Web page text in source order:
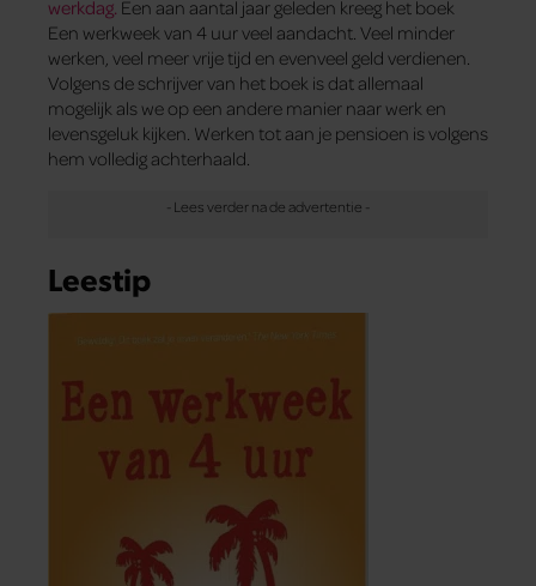
werkdag. Een aan aantal jaar geleden kreeg het boek
Een werkweek van 4 uur veel aandacht. Veel minder
werken, veel meer vrije tijd en evenveel geld verdienen.
Volgens de schrijver van het boek is dat allemaal
mogelijk als we op een andere manier naar werk en
levensgeluk kijken. Werken tot aan je pensioen is volgens
hem volledig achterhaald.
Leestip